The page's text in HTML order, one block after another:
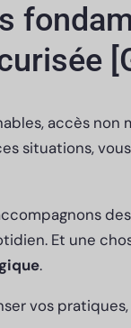
accès non
situations,
Et une
.
vos